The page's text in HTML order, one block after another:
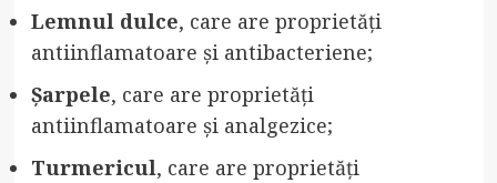
Lemnul dulce, care are proprietăți
antiinflamatoare și antibacteriene;
Șarpele, care are proprietăți
antiinflamatoare și analgezice;
Turmericul, care are proprietăți